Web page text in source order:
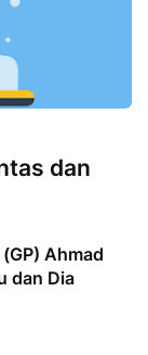
dan
Ahmad
dan Dia